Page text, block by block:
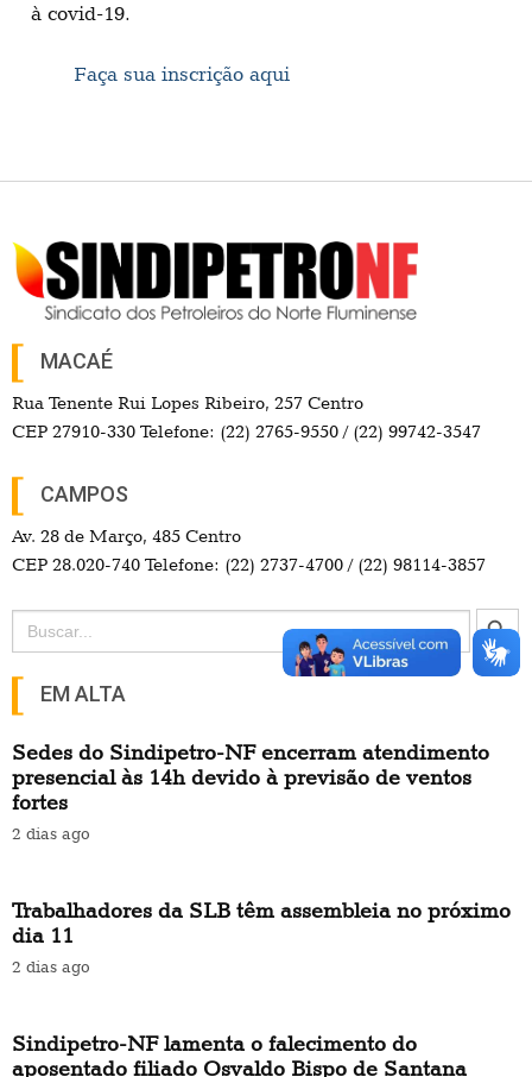
à covid-19.
Faça sua inscrição aqui
MACAÉ
Rua Tenente Rui Lopes Ribeiro, 257 Centro
CEP 27910-330 Telefone: (22) 2765-9550 / (22) 99742-3547
CAMPOS
Av. 28 de Março, 485 Centro
CEP 28.020-740 Telefone: (22) 2737-4700 / (22) 98114-3857
Search
for:
Search Button
EM ALTA
Sedes do Sindipetro-NF encerram atendimento
presencial às 14h devido à previsão de ventos
fortes
2 dias ago
Trabalhadores da SLB têm assembleia no próximo
dia 11
2 dias ago
Sindipetro-NF lamenta o falecimento do
aposentado filiado Osvaldo Bispo de Santana